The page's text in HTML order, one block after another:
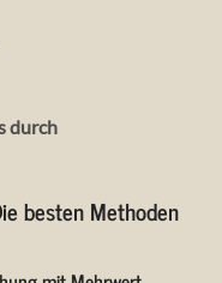
durch
besten Methoden